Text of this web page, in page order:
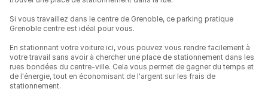
Si vous travaillez dans le centre de Grenoble, ce parking pratique
Grenoble centre est idéal pour vous.
En stationnant votre voiture ici, vous pouvez vous rendre facilement à
votre travail sans avoir à chercher une place de stationnement dans les
rues bondées du centre-ville. Cela vous permet de gagner du temps et
de l'énergie, tout en économisant de l'argent sur les frais de
stationnement.